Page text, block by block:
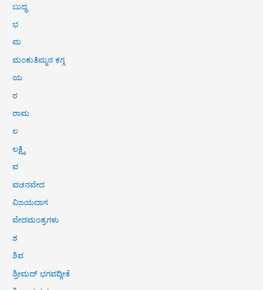
ಬುದ್ಧ
ಭ
ಮ
ಮಂಕುತಿಮ್ಮನ ಕಗ್ಗ
ಯ
ರ
ರಾಮ
ಲ
ಲಕ್ಷ್ಮಿ
ವ
ವಚನವೇದ
ವಿಜಯದಾಸ
ವೇದಮಂತ್ರಗಳು
ಶ
ಶಿವ
ಶ್ರೀಮದ್ ಭಗವದ್ಗೀತೆ